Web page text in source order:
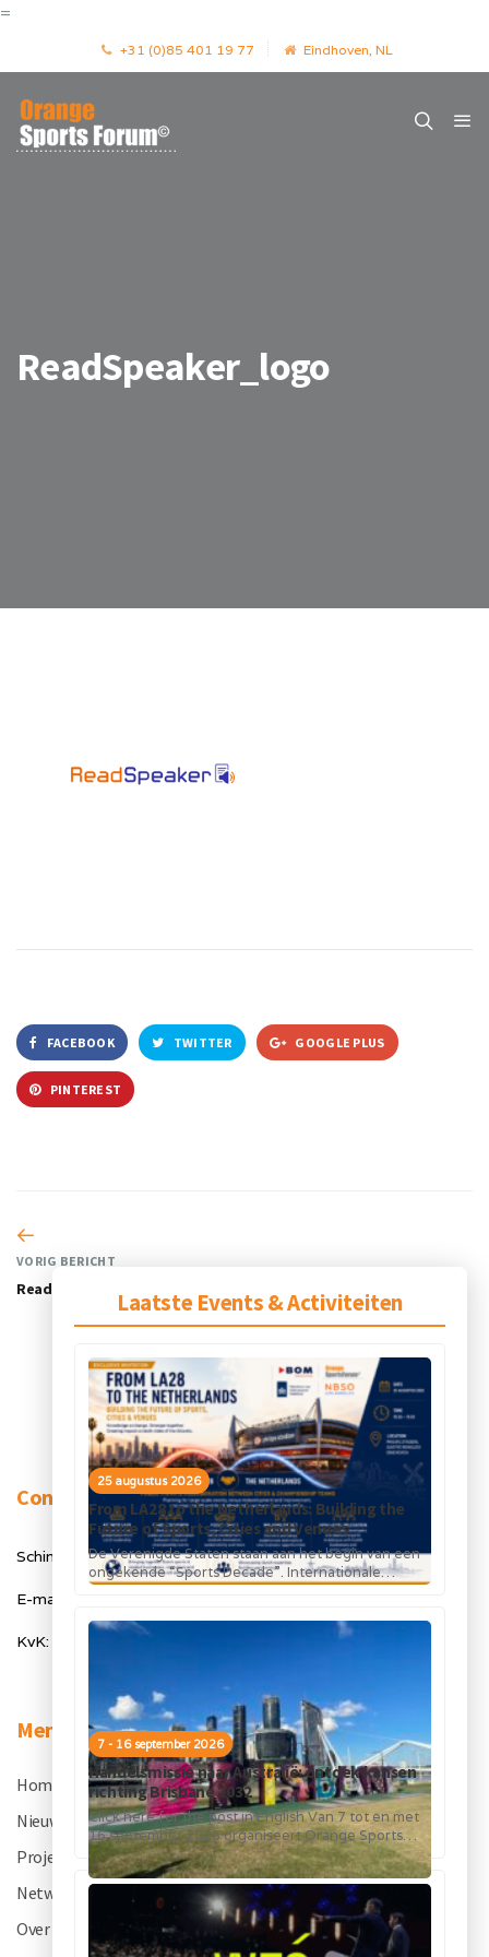
Laatste Events & Activiteiten
25 augustus 2026
From LA28 to the Netherlands: Building the
Future of Sports, Cities and Venues
De Verenigde Staten staan aan het begin van een
ongekende “Sports Decade”. Internationale
topsportevenementen en grote investeringen in
7 - 16 september 2026
Handelsmissie naar Australië: ontdek kansen
richting Brisbane 2032
Click here for the post in English Van 7 tot en met
16 september 2026 organiseert Orange Sports
Forum in...
=
+31 (0)85 401 19 77 Eindhoven, NL
ReadSpeaker_logo
FACEBOOK TWITTER GOOGLE PLUS
PINTEREST
VORIG BERICHT
ReadSpeaker
Contact
Schimmelt 40, 5611 ZX Eindhoven
E-mail: info@orangesportsforum.com
KvK: 50334905
Menu
Home
Nieuws
Projecten
Netwerk
Over OSF